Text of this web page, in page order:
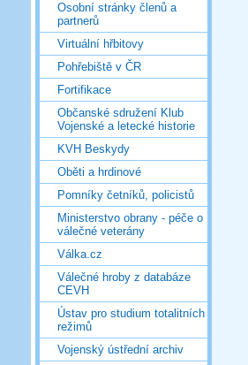
Osobní stránky členů a
partnerů
Virtuální hřbitovy
Pohřebiště v ČR
Fortifikace
Občanské sdružení Klub
Vojenské a letecké historie
KVH Beskydy
Oběti a hrdinové
Pomníky četníků, policistů
Ministerstvo obrany - péče o
válečné veterány
Válka.cz
Válečné hroby z databáze
CEVH
Ústav pro studium totalitních
režimů
Vojenský ústřední archiv